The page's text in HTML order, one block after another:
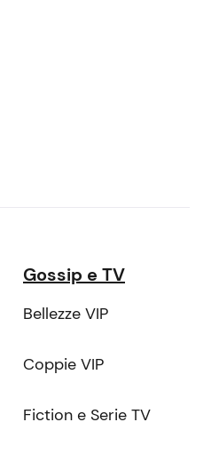
Gossip e TV
Bellezze VIP
Coppie VIP
Fiction e Serie TV